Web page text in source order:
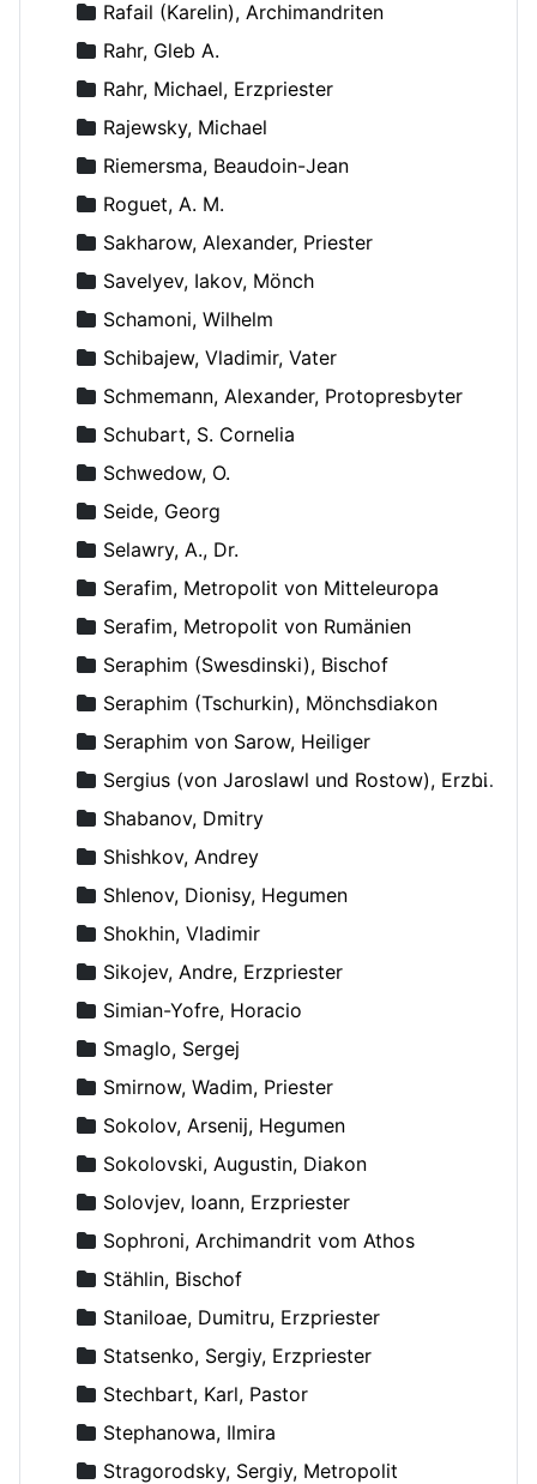
Rafail (Karelin), Archimandriten
Rahr, Gleb A.
Rahr, Michael, Erzpriester
Rajewsky, Michael
Riemersma, Beaudoin-Jean
Roguet, A. M.
Sakharow, Alexander, Priester
Savelyev, Iakov, Mönch
Schamoni, Wilhelm
Schibajew, Vladimir, Vater
Schmemann, Alexander, Protopresbyter
Schubart, S. Cornelia
Schwedow, O.
Seide, Georg
Selawry, A., Dr.
Serafim, Metropolit von Mitteleuropa
Serafim, Metropolit von Rumänien
Seraphim (Swesdinski), Bischof
Seraphim (Tschurkin), Mönchsdiakon
Seraphim von Sarow, Heiliger
Sergius (von Jaroslawl und Rostow), Erzbischof
Shabanov, Dmitry
Shishkov, Andrey
Shlenov, Dionisy, Hegumen
Shokhin, Vladimir
Sikojev, Andre, Erzpriester
Simian-Yofre, Horacio
Smaglo, Sergej
Smirnow, Wadim, Priester
Sokolov, Arsenij, Hegumen
Sokolovski, Augustin, Diakon
Solovjev, Ioann, Erzpriester
Sophroni, Archimandrit vom Athos
Stählin, Bischof
Staniloae, Dumitru, Erzpriester
Statsenko, Sergiy, Erzpriester
Stechbart, Karl, Pastor
Stephanowa, Ilmira
Stragorodsky, Sergiy, Metropolit